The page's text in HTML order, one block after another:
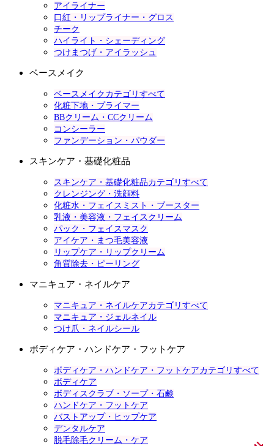
アイライナー
口紅・リップライナー・グロス
チーク
ハイライト・シェーディング
つけまつげ・アイラッシュ
ベースメイク
ベースメイクカテゴリすべて
化粧下地・プライマー
BBクリーム・CCクリーム
コンシーラー
ファンデーション・パウダー
スキンケア・基礎化粧品
スキンケア・基礎化粧品カテゴリすべて
クレンジング・洗顔料
化粧水・フェイスミスト・ブースター
乳液・美容液・フェイスクリーム
パック・フェイスマスク
アイケア・まつ毛美容液
リップケア・リップクリーム
角質除去・ピーリング
マニキュア・ネイルケア
マニキュア・ネイルケアカテゴリすべて
マニキュア・ジェルネイル
つけ爪・ネイルシール
ボディケア・ハンドケア・フットケア
ボディケア・ハンドケア・フットケアカテゴリすべて
ボディケア
ボディスクラブ・ソープ・石鹸
ハンドケア・フットケア
バストアップ・ヒップケア
デンタルケア
脱毛除毛クリーム・ケア